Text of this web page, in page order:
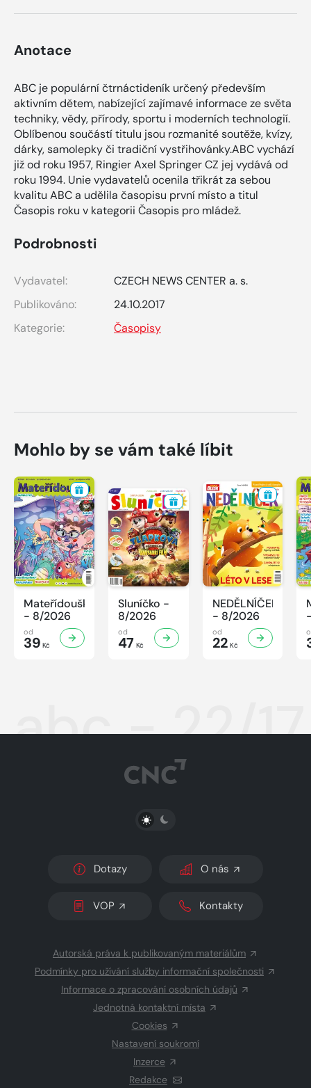
Anotace
ABC je populární čtrnáctideník určený především
aktivním dětem, nabízející zajímavé informace ze světa
techniky, vědy, přírody, sportu i moderních technologií.
Oblíbenou součástí titulu jsou rozmanité soutěže, kvízy,
dárky, samolepky či tradiční vystřihovánky.ABC vychází
již od roku 1957, Ringier Axel Springer CZ jej vydává od
roku 1994. Unie vydavatelů ocenila třikrát za sebou
kvalitu ABC a udělila časopisu první místo a titul
Časopis roku v kategorii Časopis pro mládež.
Podrobnosti
Vydavatel:
CZECH NEWS CENTER a. s.
Publikováno:
24.10.2017
Kategorie:
Časopisy
Mohlo by se vám také líbit
Mateřídouška
- 8/2026
od
39 Kč
Sluníčko -
8/2026
od
47 Kč
NEDĚLNÍČEK
- 8/2026
od
22 Kč
abc - 22/17
PŘEPNOUT SVĚTLÝ/TMAVÝ REŽIM
Dotazy O nás
VOP Kontakty
Autorská práva k publikovaným materiálům
Podmínky pro užívání služby informační společnosti
Informace o zpracování osobních údajů
Jednotná kontaktní místa
Cookies
Nastavení soukromí
Inzerce
Redakce